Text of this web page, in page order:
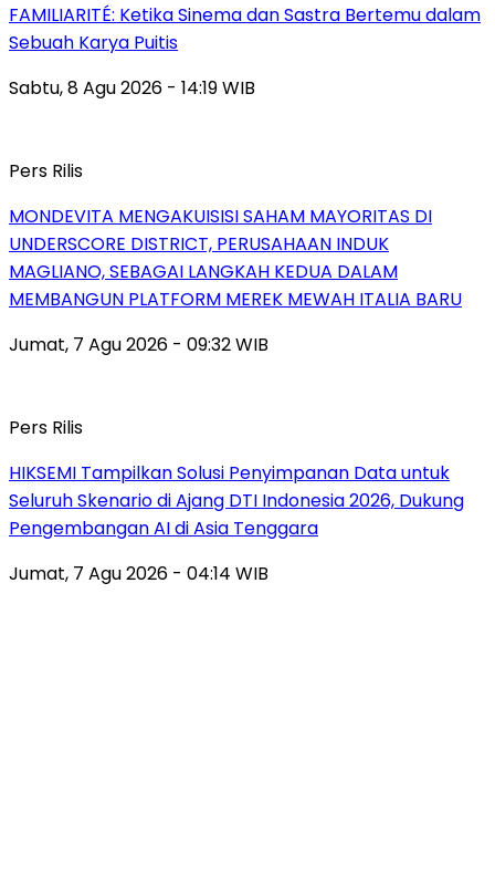
FAMILIARITÉ: Ketika Sinema dan Sastra Bertemu dalam
Sebuah Karya Puitis
Sabtu, 8 Agu 2026 - 14:19 WIB
Pers Rilis
MONDEVITA MENGAKUISISI SAHAM MAYORITAS DI
UNDERSCORE DISTRICT, PERUSAHAAN INDUK
MAGLIANO, SEBAGAI LANGKAH KEDUA DALAM
MEMBANGUN PLATFORM MEREK MEWAH ITALIA BARU
Jumat, 7 Agu 2026 - 09:32 WIB
Pers Rilis
HIKSEMI Tampilkan Solusi Penyimpanan Data untuk
Seluruh Skenario di Ajang DTI Indonesia 2026, Dukung
Pengembangan AI di Asia Tenggara
Jumat, 7 Agu 2026 - 04:14 WIB